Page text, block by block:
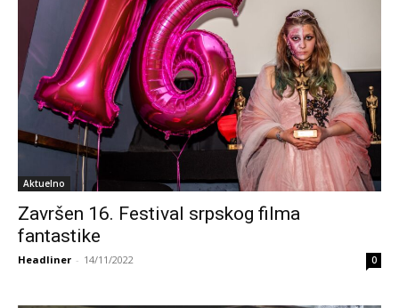
Aktuelno
Završen 16. Festival srpskog filma
fantastike
Headliner - 14/11/2022 0